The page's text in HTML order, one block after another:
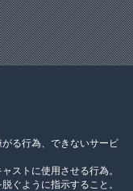
る行為、できないサービ
ストに使用させる行為。
ぐように指示すること。